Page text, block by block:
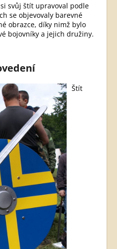
svůj štít upravoval podle
se objevovaly barevné
obrazce, díky nimž bylo
bojovníky a jejich družiny.
Štít